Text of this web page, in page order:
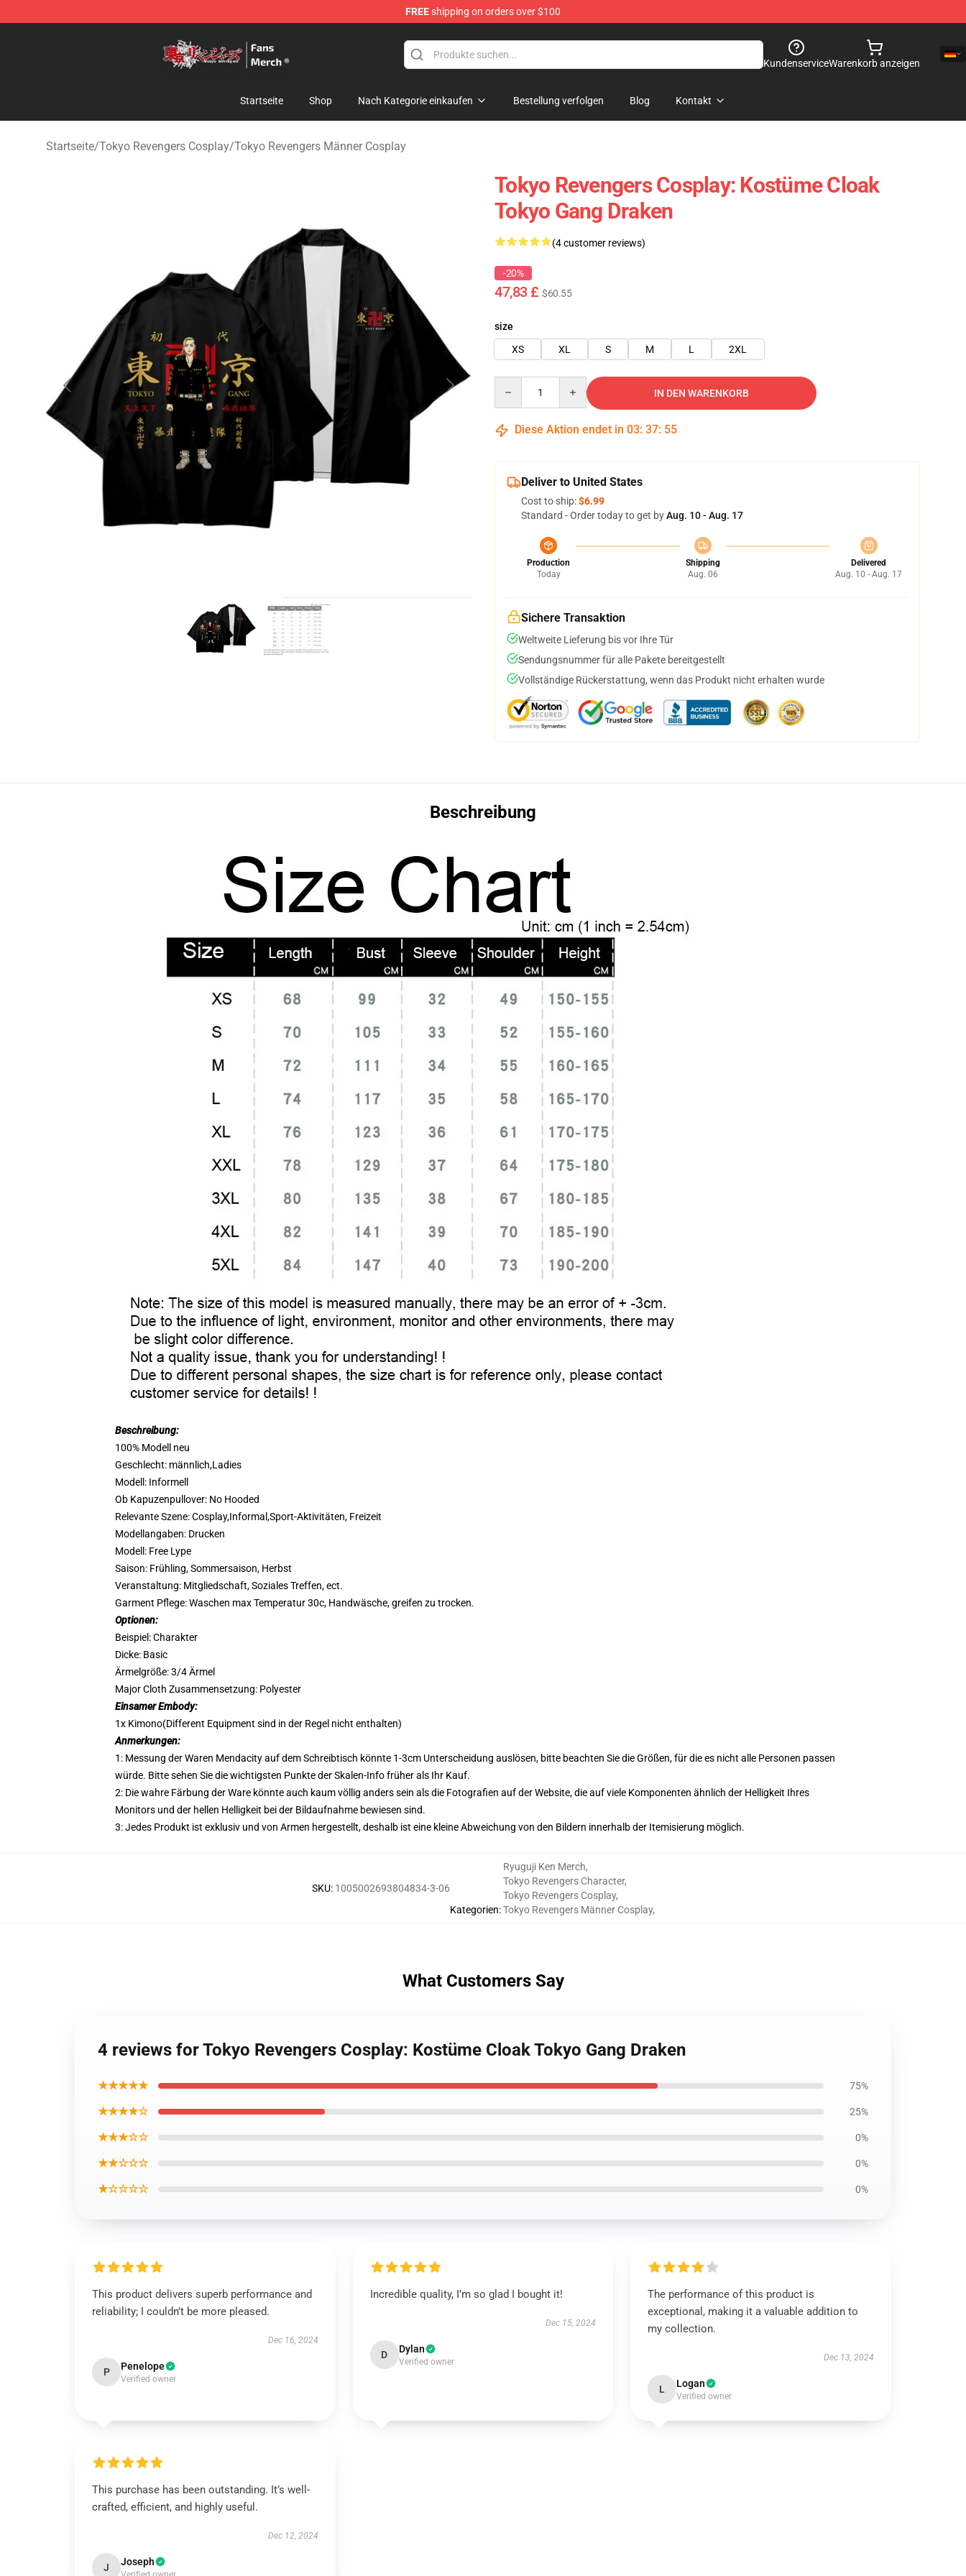
FREEshipping on orders over $100
KundenserviceWarenkorb anzeigen
Startseite Shop Nach Kategorie einkaufen Bestellung verfolgen Blog Kontakt
Startseite/Tokyo Revengers Cosplay/Tokyo Revengers Männer Cosplay
Tokyo Revengers Cosplay: Kostüme Cloak
Tokyo Gang Draken
(4 customer reviews)
-20%
47,83 £ $60.55
size
XS
XL S M L 2XL
IN DEN WARENKORB
Diese Aktion endet in 03: 37: 54
Deliver to United States
Cost to ship:$6.99
Standard - Order today to get byAug. 10 - Aug. 17
Production
Today
Shipping
Aug. 06
Delivered
Aug. 10 - Aug. 17
Sichere Transaktion
Weltweite Lieferung bis vor Ihre Tür
Sendungsnummer für alle Pakete bereitgestellt
Vollständige Rückerstattung, wenn das Produkt nicht erhalten wurde
Beschreibung
Beschreibung:
100% Modell neu
Geschlecht: männlich,Ladies
Modell: Informell
Ob Kapuzenpullover: No Hooded
Relevante Szene: Cosplay,Informal,Sport-Aktivitäten, Freizeit
Modellangaben: Drucken
Modell: Free Lype
Saison: Frühling, Sommersaison, Herbst
Veranstaltung: Mitgliedschaft, Soziales Treffen, ect.
Garment Pflege: Waschen max Temperatur 30c, Handwäsche, greifen zu trocken.
Optionen:
Beispiel: Charakter
Dicke: Basic
Ärmelgröße: 3/4 Ärmel
Major Cloth Zusammensetzung: Polyester
Einsamer Embody:
1x Kimono(Different Equipment sind in der Regel nicht enthalten)
Anmerkungen:
1: Messung der Waren Mendacity auf dem Schreibtisch könnte 1-3cm Unterscheidung auslösen, bitte beachten Sie die Größen, für die es nicht alle Personen passen
würde. Bitte sehen Sie die wichtigsten Punkte der Skalen-Info früher als Ihr Kauf.
2: Die wahre Färbung der Ware könnte auch kaum völlig anders sein als die Fotografien auf der Website, die auf viele Komponenten ähnlich der Helligkeit Ihres
Monitors und der hellen Helligkeit bei der Bildaufnahme bewiesen sind.
3: Jedes Produkt ist exklusiv und von Armen hergestellt, deshalb ist eine kleine Abweichung von den Bildern innerhalb der Itemisierung möglich.
SKU: 1005002693804834-3-06
Kategorien:
Ryuguji Ken Merch,
Tokyo Revengers Character,
Tokyo Revengers Cosplay,
Tokyo Revengers Männer Cosplay,
What Customers Say
4 reviews for Tokyo Revengers Cosplay: Kostüme Cloak Tokyo Gang Draken
★★★★★ 75%
★★★★☆ 25%
★★★☆☆ 0%
★★☆☆☆ 0%
★☆☆☆☆ 0%
This product delivers superb performance and
reliability; I couldn’t be more pleased.
Dec 16, 2024
P Penelope
Verified owner
Incredible quality, I’m so glad I bought it!
Dec 15, 2024
D Dylan
Verified owner
The performance of this product is
exceptional, making it a valuable addition to
my collection.
Dec 13, 2024
L Logan
Verified owner
This purchase has been outstanding. It’s well-
crafted, efficient, and highly useful.
Dec 12, 2024
J Joseph